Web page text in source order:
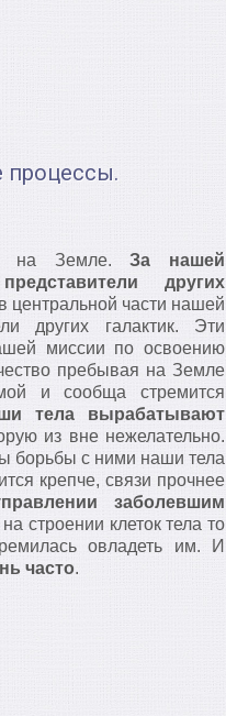
процессы.
на Земле.За нашей
других
центральной части нашей
других галактик. Эти
миссии по освоению
пребывая на Земле
и сообща стремится
тела вырабатывают
из вне нежелательно.
борьбы с ними наши тела
крепче, связи прочнее
заболевшим
строении клеток тела то
овладеть им. И
часто.